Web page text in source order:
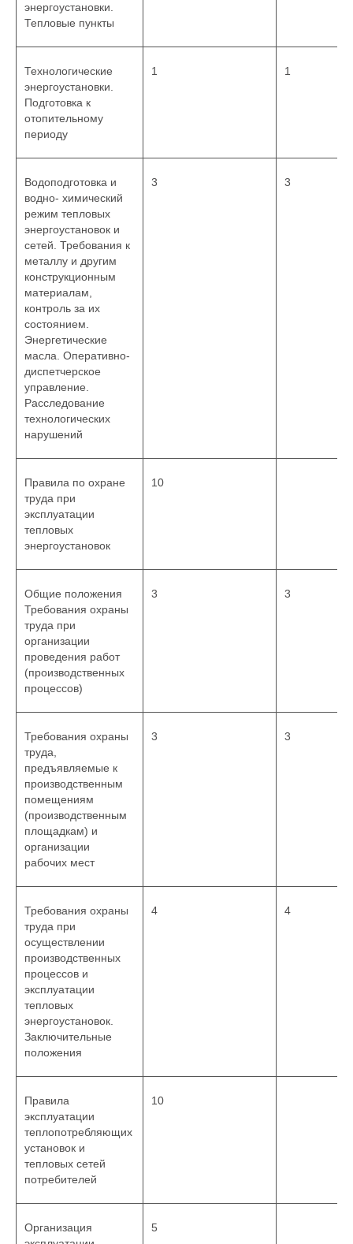
энергоустановки.
Тепловые пункты
Технологические
энергоустановки.
Подготовка к
отопительному
периоду
1 1
Водоподготовка и
водно- химический
режим тепловых
энергоустановок и
сетей. Требования к
металлу и другим
конструкционным
материалам,
контроль за их
состоянием.
Энергетические
масла. Оперативно-
диспетчерское
управление.
Расследование
технологических
нарушений
3 3
Правила по охране
труда при
эксплуатации
тепловых
энергоустановок
10
Общие положения
Требования охраны
труда при
организации
проведения работ
(производственных
процессов)
3 3
Требования охраны
труда,
предъявляемые к
производственным
помещениям
(производственным
площадкам) и
организации
рабочих мест
3 3
Требования охраны
труда при
осуществлении
производственных
процессов и
эксплуатации
тепловых
энергоустановок.
Заключительные
положения
4 4
Правила
эксплуатации
теплопотребляющих
установок и
тепловых сетей
потребителей
10
Организация
5